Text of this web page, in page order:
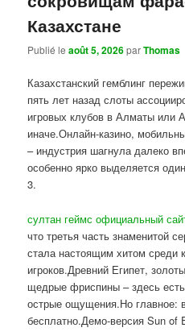
Казахстане
Publié leaoût 5, 2026parThomas
Казахстанский гемблинг
пять лет назад слоты
игровых клубов в Алматы или
иначе.Онлайн-казино,
– индустрия шагнула далеко
особенно ярко выделяется
3.
султан геймс официальный
что третья часть знаменитой
стала настоящим хитом среди
игроков.Древний Египет,
щедрые фриспины – здесь
острые ощущения.Но главное:
бесплатно.Демо-версия Sun of